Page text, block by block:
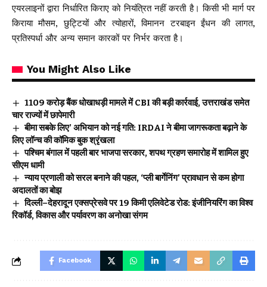
एयरलाइनों द्वारा निर्धारित किराए को नियंत्रित नहीं करती है। किसी भी मार्ग पर
किराया मौसम, छुट्टियों और त्योहारों, विमानन टरबाइन ईंधन की लागत,
प्रतिस्पर्धा और अन्य समान कारकों पर निर्भर करता है।
You Might Also Like
₹1109 करोड़ बैंक धोखाधड़ी मामले में CBI की बड़ी कार्रवाई, उत्तराखंड समेत
चार राज्यों में छापेमारी
बीमा सबके लिए’ अभियान को नई गति: IRDAI ने बीमा जागरूकता बढ़ाने के
लिए लॉन्च की कॉमिक बुक श्रृंखला
पश्चिम बंगाल में पहली बार भाजपा सरकार, शपथ ग्रहण समारोह में शामिल हुए
सीएम धामी
न्याय प्रणाली को सरल बनाने की पहल, ‘प्ली बार्गेनिंग’ प्रावधान से कम होगा
अदालतों का बोझ
दिल्ली–देहरादून एक्सप्रेसवे पर 19 किमी एलिवेटेड रोड: इंजीनियरिंग का विश्व
रिकॉर्ड, विकास और पर्यावरण का अनोखा संगम
Facebook